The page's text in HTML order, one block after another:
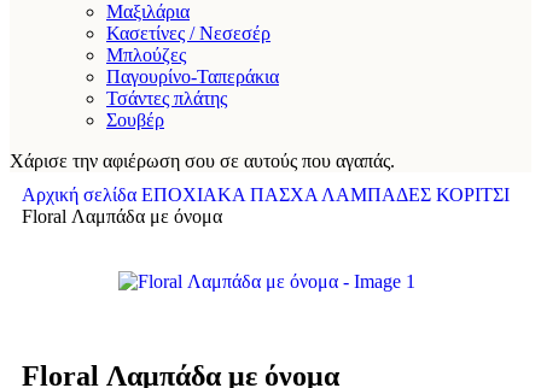
Μαξιλάρια
Κασετίνες / Νεσεσέρ
Μπλούζες
Παγουρίνο-Ταπεράκια
Τσάντες πλάτης
Σουβέρ
Χάρισε την αφιέρωση σου σε αυτούς που αγαπάς.
Αρχική σελίδα ΕΠΟΧΙΑΚΑ ΠΑΣΧΑ ΛΑΜΠΑΔΕΣ ΚΟΡΙΤΣΙ
Floral Λαμπάδα με όνομα
Floral Λαμπάδα με όνομα